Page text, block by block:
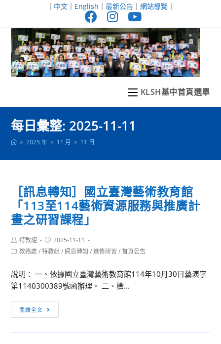
至
｜ 中文｜ English ｜ 最新公告｜ 網站導覽｜
KLSH基中首頁選單
每日彙整: 2025-11-11
> 2025 年 > 11 月 > 11 日
［訊息轉知］國立臺灣藝術教育館
「113至114藝術資源服務與推廣計
畫之研習課程」
Post
author:
特教組
Post
published:
2025-11-11
Post教務處 / 特教組 / 訊息轉知 / 進修研習 / 首頁公告
說明： 一、依據國立臺灣藝術教育館114年10月30日藝演字
第1140300389號函辦理。 二、檢...
閱讀全文
息
轉